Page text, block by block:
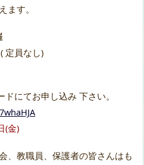
ます。
定員なし)
にてお申し込み 下さい。
(金)
、教職員、保護者の皆さんはも